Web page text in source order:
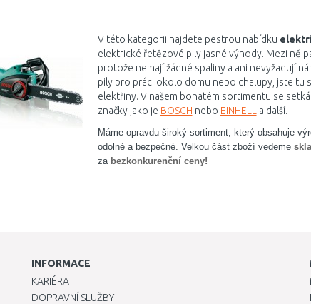
V této kategorii najdete pestrou nabídku
elektrické řetězové pily jasné výhody. Mezi ně
protože nemají žádné spaliny a ani nevyžadují
pily pro práci okolo domu nebo chalupy, jste tu
elektřiny. V našem bohatém sortimentu se
značky jako je BOSCH nebo EINHELL a další.
Máme opravdu široký sortiment, který obsahuje
odolné a bezpečné. Velkou část zboží vedeme
za bezkonkurenční ceny!
INFORMACE
KARIÉRA
DOPRAVNÍ SLUŽBY